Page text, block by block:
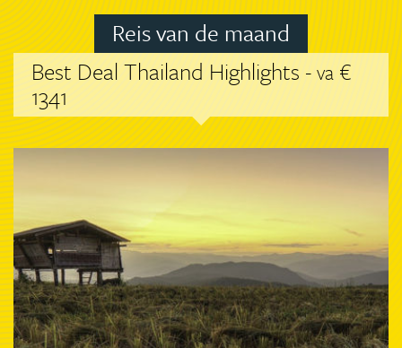
Reis van de maand
Best Deal Thailand Highlights -va €
1341